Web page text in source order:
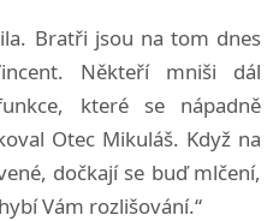
Bratři jsou na tom dnes
Někteří mniši dál
které se nápadně
Otec Mikuláš. Když na
dočkají se buď mlčení,
Vám rozlišování.“